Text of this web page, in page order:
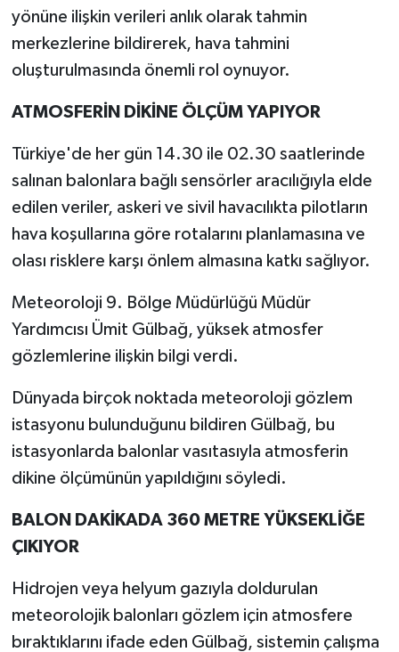
yönüne ilişkin verileri anlık olarak tahmin
merkezlerine bildirerek, hava tahmini
oluşturulmasında önemli rol oynuyor.
ATMOSFERİN DİKİNE ÖLÇÜM YAPIYOR
Türkiye'de her gün 14.30 ile 02.30 saatlerinde
salınan balonlara bağlı sensörler aracılığıyla elde
edilen veriler, askeri ve sivil havacılıkta pilotların
hava koşullarına göre rotalarını planlamasına ve
olası risklere karşı önlem almasına katkı sağlıyor.
Meteoroloji 9. Bölge Müdürlüğü Müdür
Yardımcısı Ümit Gülbağ, yüksek atmosfer
gözlemlerine ilişkin bilgi verdi.
Dünyada birçok noktada meteoroloji gözlem
istasyonu bulunduğunu bildiren Gülbağ, bu
istasyonlarda balonlar vasıtasıyla atmosferin
dikine ölçümünün yapıldığını söyledi.
BALON DAKİKADA 360 METRE YÜKSEKLİĞE
ÇIKIYOR
Hidrojen veya helyum gazıyla doldurulan
meteorolojik balonları gözlem için atmosfere
bıraktıklarını ifade eden Gülbağ, sistemin çalışma